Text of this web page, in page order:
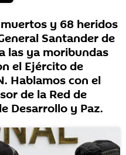
y 68 heridos
Santander de
las ya moribundas
el Ejército de
Hablamos con el
de la Red de
Desarrollo y Paz.